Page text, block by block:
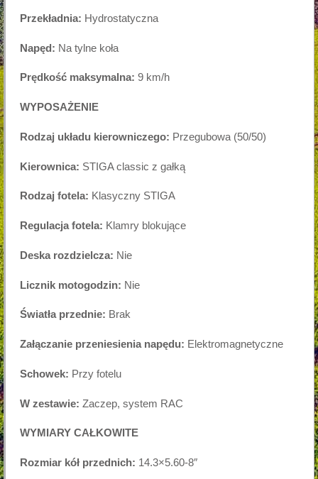
Przekładnia: Hydrostatyczna
Napęd: Na tylne koła
Prędkość maksymalna: 9 km/h
WYPOSAŻENIE
Rodzaj układu kierowniczego: Przegubowa (50/50)
Kierownica: STIGA classic z gałką
Rodzaj fotela: Klasyczny STIGA
Regulacja fotela: Klamry blokujące
Deska rozdzielcza: Nie
Licznik motogodzin: Nie
Światła przednie: Brak
Załączanie przeniesienia napędu: Elektromagnetyczne
Schowek: Przy fotelu
W zestawie: Zaczep, system RAC
WYMIARY CAŁKOWITE
Rozmiar kół przednich: 14.3×5.60-8″